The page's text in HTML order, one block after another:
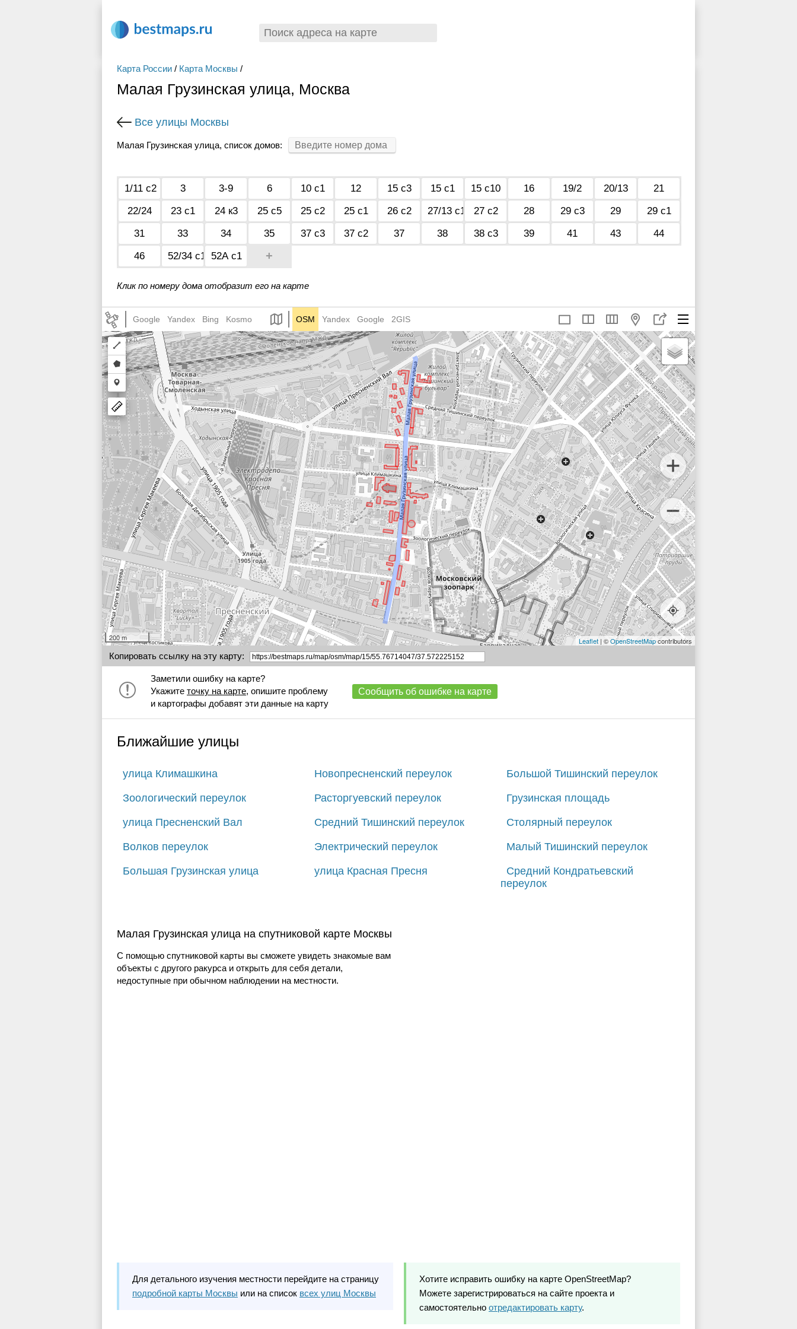
Карта России / Карта Москвы /
Малая Грузинская улица, Москва
Все улицы Москвы
Малая Грузинская улица, список домов:
1/11 с2 3 3-9 6 10 с1 12 15 с3 15 с1 15 с10 16 19/2 20/13
21
22/24
23 с1 24 к3 25 с5 25 с2 25 с1 26 с2 27/13 с1 27 с2 28 29 с3 29
29 с1
31
33 34 35 37 с3 37 с2 37 38 38 с3 39 41 43
44
46
52/34 с1 52А с1 +
Клик по номеру дома отобразит его на карте
Google Yandex Bing Kosmo OSM Yandex Google 2GIS
Draw
a
polyline
Draw
a
polygon
Draw
a
marker
200 m Leaflet | ©OpenStreetMapcontributors
Копировать ссылку на эту карту:
Заметили ошибку на карте?
Укажите точку на карте, опишите проблему
и картографы добавят эти данные на карту
Сообщить об ошибке на карте
Ближайшие улицы
улица Климашкина Новопресненский переулок Большой Тишинский переулок
Зоологический переулок Расторгуевский переулок Грузинская площадь
улица Пресненский Вал Средний Тишинский переулок Столярный переулок
Волков переулок Электрический переулок Малый Тишинский переулок
Большая Грузинская улица улица Красная Пресня
Средний Кондратьевский
переулок
Малая Грузинская улица на спутниковой карте Москвы
С помощью спутниковой карты вы сможете увидеть знакомые вам
объекты с другого ракурса и открыть для себя детали,
недоступные при обычном наблюдении на местности.
Для детального изучения местности перейдите на страницу
подробной карты Москвы или на список всех улиц Москвы
Хотите исправить ошибку на карте OpenStreetMap?
Можете зарегистрироваться на сайте проекта и
самостоятельно отредактировать карту.